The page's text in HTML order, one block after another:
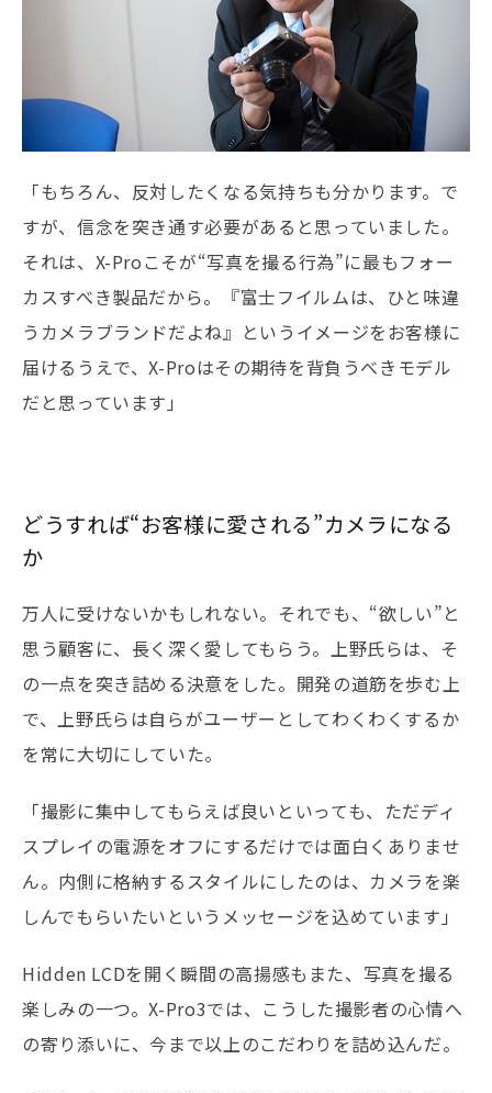
「もちろん、反対したくなる気持ちも分かります。で
すが、信念を突き通す必要があると思っていました。
それは、X-Proこそが“写真を撮る行為”に最もフォー
カスすべき製品だから。『富士フイルムは、ひと味違
うカメラブランドだよね』というイメージをお客様に
届けるうえで、X-Proはその期待を背負うべきモデル
だと思っています」
どうすれば“お客様に愛される”カメラになる
か
万人に受けないかもしれない。それでも、“欲しい”と
思う顧客に、長く深く愛してもらう。上野氏らは、そ
の一点を突き詰める決意をした。開発の道筋を歩む上
で、上野氏らは自らがユーザーとしてわくわくするか
を常に大切にしていた。
「撮影に集中してもらえば良いといっても、ただディ
スプレイの電源をオフにするだけでは面白くありませ
ん。内側に格納するスタイルにしたのは、カメラを楽
しんでもらいたいというメッセージを込めています」
Hidden LCDを開く瞬間の高揚感もまた、写真を撮る
楽しみの一つ。X-Pro3では、こうした撮影者の心情へ
の寄り添いに、今まで以上のこだわりを詰め込んだ。